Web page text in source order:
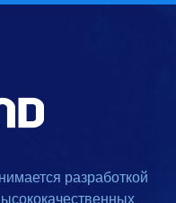
разработкой